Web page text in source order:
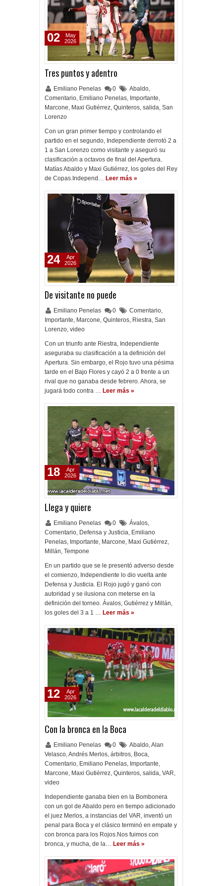
Tres puntos y adentro
Emiliano Penelas 0 Abaldo,
Comentario, Emiliano Penelas, Importante,
Marcone, Maxi Gutiérrez, Quinteros, salida, San
Lorenzo
Con un gran primer tiempo y controlando el
partido en el segundo, Independiente derrotó 2 a
1 a San Lorenzo como visitante y aseguró su
clasificación a octavos de final del Apertura.
Matías Abaldo y Maxi Gutiérrez, los goles del Rey
de Copas.Independ… Leer más »
02
May
2026
De visitante no puede
Emiliano Penelas 0 Comentario,
Importante, Marcone, Quinteros, Riestra, San
Lorenzo, video
Con un triunfo ante Riestra, Independiente
aseguraba su clasificación a la definición del
Apertura. Sin embargo, el Rojo tuvo una pésima
tarde en el Bajo Flores y cayó 2 a 0 frente a un
rival que no ganaba desde febrero. Ahora, se
jugará todo contra … Leer más »
24
Apr
2026
Llega y quiere
Emiliano Penelas 0 Ávalos,
Comentario, Defensa y Justicia, Emiliano
Penelas, Importante, Marcone, Maxi Gutiérrez,
Millán, Tempone
En un partido que se le presentó adverso desde
el comienzo, Independiente lo dio vuelta ante
Defensa y Justicia. El Rojo jugó y ganó con
autoridad y se ilusiona con meterse en la
definición del torneo. Ávalos, Gutiérrez y Millán,
los goles del 3 a 1 … Leer más »
18
Apr
2026
Con la bronca en la Boca
Emiliano Penelas 0 Abaldo,Alan
Velasco,Andrés Merlos, árbitros, Boca,
Comentario, Emiliano Penelas, Importante,
Marcone, Maxi Gutiérrez, Quinteros, salida, VAR,
video
Independiente ganaba bien en la Bombonera
con un gol de Abaldo pero en tiempo adicionado
el juez Merlos, a instancias del VAR, inventó un
penal para Boca y el clásico terminó en empate y
con bronca para los Rojos.Nos fuimos con
bronca, y mucha, de la… Leer más »
12
Apr
2026